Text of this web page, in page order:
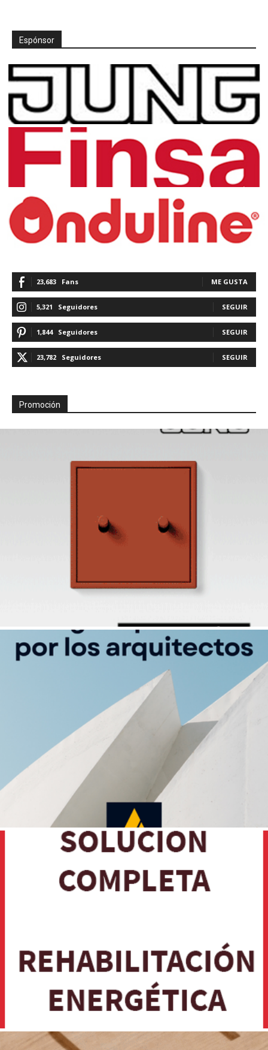
Espónsor
23,683 Fans ME GUSTA
5,321 Seguidores SEGUIR
1,844 Seguidores SEGUIR
23,782 Seguidores SEGUIR
Promoción